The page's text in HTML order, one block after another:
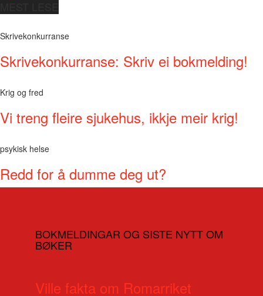
Skrivekonkurranse
Skrivekonkurranse: Skriv ei bokmelding!
Krig og fred
Vi treng fleire sjukehus, ikkje meir krig!
psykisk helse
Redd for å dumme deg ut?
BOKMELDINGAR OG SISTE NYTT OM
BØKER
Ville fakta om Romarriket